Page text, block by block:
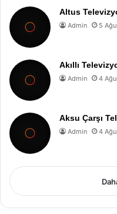
Altus
Admin 5
Akıllı
Admin 4
Aksu Çarşı
Admin 4